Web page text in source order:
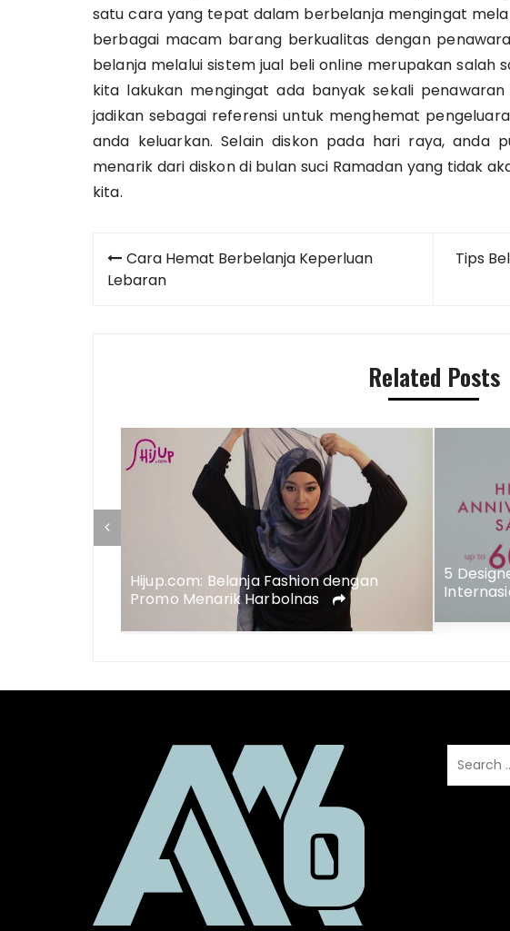
satu cara yang tepat dalam berbelanja mengingat
berbagai macam barang berkualitas dengan
belanja melalui sistem jual beli online merupakan salah
kita lakukan mengingat ada banyak sekali
jadikan sebagai referensi untuk menghemat
anda keluarkan. Selain diskon pada hari raya, anda
menarik dari diskon di bulan suci Ramadan yang tidak
kita.
Post
navigation
Cara Hemat Berbelanja Keperluan
Lebaran
Tips
Related Posts
Hijup.com: Belanja Fashion dengan
Promo Menarik Harbolnas
5